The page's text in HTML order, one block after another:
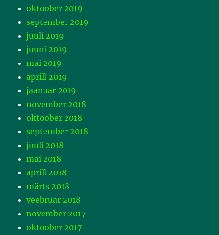
oktoober 2019
september 2019
juuli 2019
juuni 2019
mai 2019
aprill 2019
jaanuar 2019
november 2018
oktoober 2018
september 2018
juuli 2018
mai 2018
aprill 2018
märts 2018
veebruar 2018
november 2017
oktoober 2017